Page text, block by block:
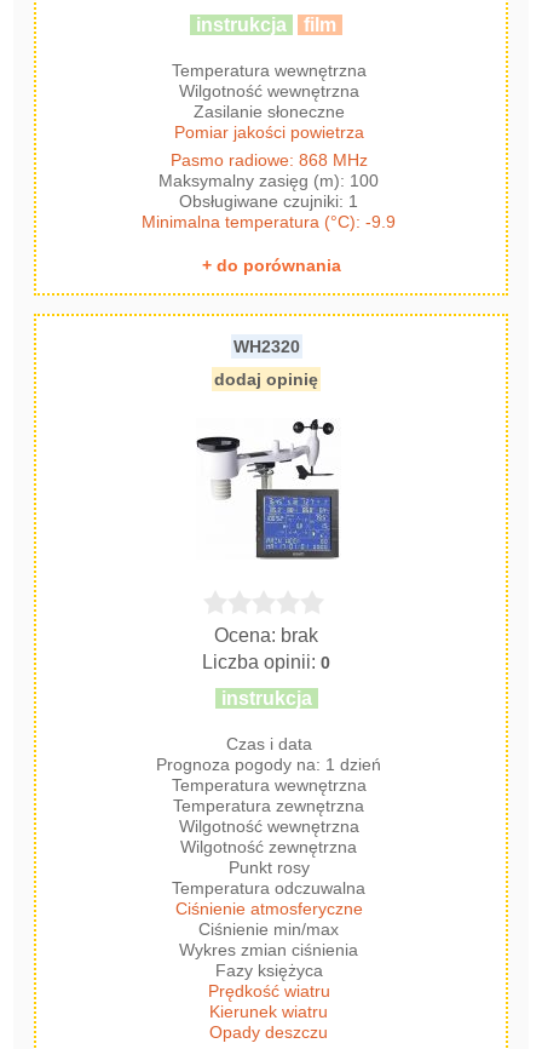
instrukcja film
Temperatura wewnętrzna
Wilgotność wewnętrzna
Zasilanie słoneczne
Pomiar jakości powietrza
Pasmo radiowe: 868 MHz
Maksymalny zasięg (m): 100
Obsługiwane czujniki: 1
Minimalna temperatura (°C): -9.9
+ do porównania
WH2320
dodaj opinię
Ocena: brak
Liczba opinii:0
instrukcja
Czas i data
Prognoza pogody na: 1 dzień
Temperatura wewnętrzna
Temperatura zewnętrzna
Wilgotność wewnętrzna
Wilgotność zewnętrzna
Punkt rosy
Temperatura odczuwalna
Ciśnienie atmosferyczne
Ciśnienie min/max
Wykres zmian ciśnienia
Fazy księżyca
Prędkość wiatru
Kierunek wiatru
Opady deszczu